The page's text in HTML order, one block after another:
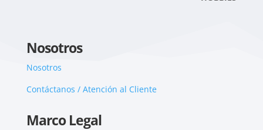
Nosotros
Nosotros
Contáctanos / Atención al Cliente
Marco Legal